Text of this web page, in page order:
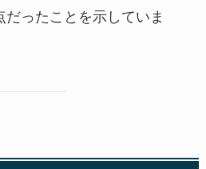
ったことを示していま